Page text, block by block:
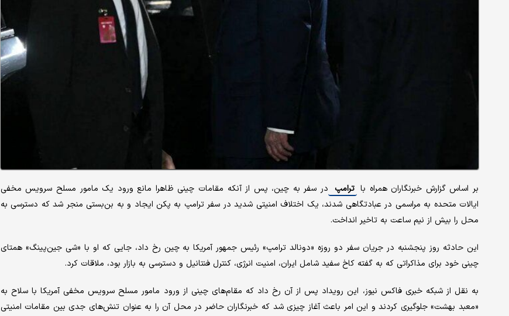
بر اساس گزارش‌ خبرنگاران همراه با ترامپ
در سفر به چین، پس از آنکه مقامات چینی ظاهرا مانع ورود یک مامور مسلح سرویس مخفی
ایالات متحده به مراسمی در عبادتگاهی ​​شدند، یک اختلاف امنیتی شدید در سفر ترامپ به پکن ایجاد و به بن‌بستی منجر شد که دسترسی به
محل را بیش از نیم ساعت به تاخیر انداخت.
این حادثه روز پنجشنبه در جریان سفر دو روزه «دونالد ترامپ» رئیس جمهور آمریکا به چین رخ داد، جایی که او با «شی جین‌پینگ» همتای
چینی خود برای مذاکراتی که به گفته کاخ سفید شامل ایران، امنیت انرژی، کنترل فنتانیل و دسترسی به بازار بود، ملاقات کرد.
به نقل از شبکه خبری فاکس نیوز، این رویداد پس از آن رخ داد که مقام‌های چینی از ورود مامور مسلح سرویس مخفی آمریکا با سلاح به
«معبد بهشت» ​​جلوگیری کردند و این امر باعث آغاز چیزی شد که خبرنگاران حاضر در محل آن را به عنوان تنش‌های جدی بین مقامات امنیتی